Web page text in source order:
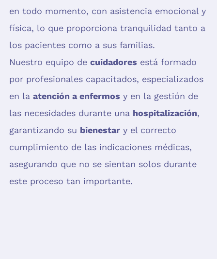
en todo momento, con asistencia emocional y
física, lo que proporciona tranquilidad tanto a
los pacientes como a sus familias.
Nuestro equipo de cuidadores está formado
por profesionales capacitados, especializados
en la atención a enfermos y en la gestión de
las necesidades durante una hospitalización,
garantizando su bienestary el correcto
cumplimiento de las indicaciones médicas,
asegurando que no se sientan solos durante
este proceso tan importante.